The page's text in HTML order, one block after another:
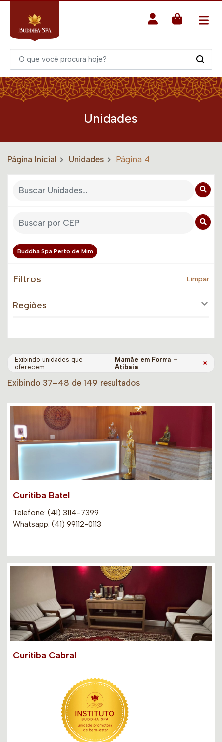
Unidades
Página Inicial Unidades Página 4
Buddha Spa Perto de Mim
Filtros Limpar
Regiões
Exibindo unidades que
oferecem:
Mamãe em Forma –
Atibaia
×
Exibindo 37–48 de 149 resultados
Curitiba Batel
Telefone: (41) 3114-7399
Whatsapp: (41) 99112-0113
Curitiba Cabral